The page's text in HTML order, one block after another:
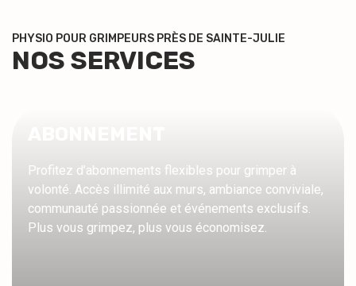
PHYSIO POUR GRIMPEURS PRÈS DE SAINTE-JULIE
NOS SERVICES
Profitez d’abonnements flexibles pour grimper à
volonté. Accès illimité aux murs, ambiance conviviale,
communauté passionnée et événements exclusifs.
Plus vous grimpez, plus vous économisez.